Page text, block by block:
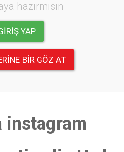
hazırmısın
YAP
BIR GÖZ AT
instagram